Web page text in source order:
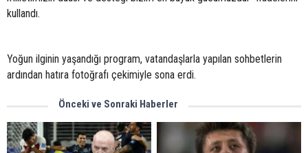
kullandı.
Yoğun ilginin yaşandığı program, vatandaşlarla yapılan sohbetlerin
ardından hatıra fotoğrafı çekimiyle sona erdi.
Önceki ve Sonraki Haberler